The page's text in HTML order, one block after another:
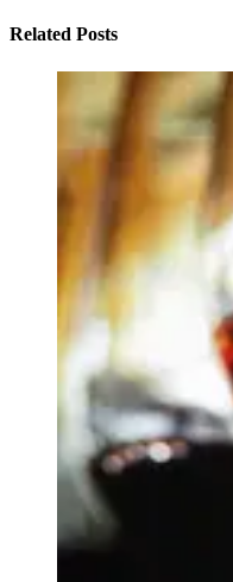
Related Posts